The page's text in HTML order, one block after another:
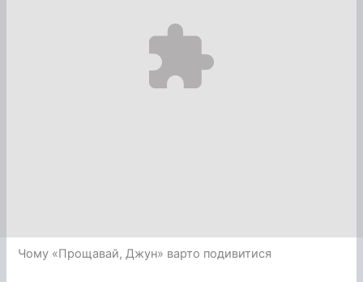
Чому «Прощавай, Джун» варто подивитися